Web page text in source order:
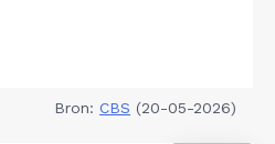
Bron: CBS (20-05-2026)